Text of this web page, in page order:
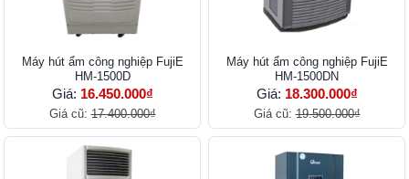
Máy hút ẩm công nghiệp FujiE
HM-1500D
Giá: 16.450.000₫
Giá cũ:17.400.000₫
Máy hút ẩm công nghiệp FujiE
HM-1500DN
Giá: 18.300.000₫
Giá cũ:19.500.000₫